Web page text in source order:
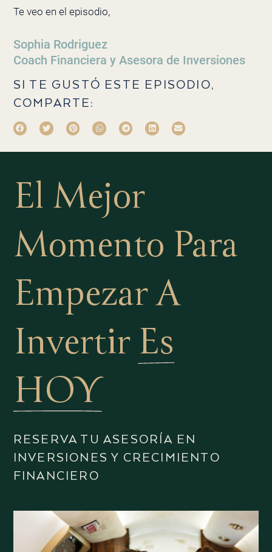
Te veo en el episodio,
Sophia Rodriguez
Coach Financiera y Asesora de Inversiones
SI TE GUSTÓ ESTE EPISODIO,
COMPARTE:
El Mejor
Momento Para
Empezar A
Invertir Es
HOY
RESERVA TU ASESORÍA EN
INVERSIONES Y CRECIMIENTO
FINANCIERO